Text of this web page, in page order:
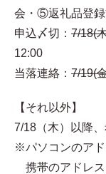
会・⑤返礼品登録
申込〆切： 7/18(
12:00
当落連絡： 7/19(
【それ以外】
7/18（木）以降
※パソコンのアド
携帯のアドレス